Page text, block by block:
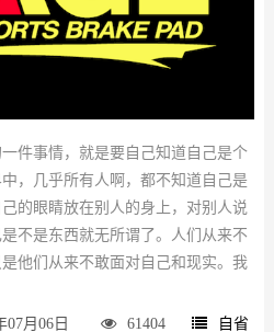
件事情，就是要自己知道自己是个
，几乎所有人啊，都不知道自己是
的眼睛放在别人的身上，对别人说
不是东西就无所谓了。人们从来不
他们从来不敢面对自己和现实。我
07月06日 61404 自省